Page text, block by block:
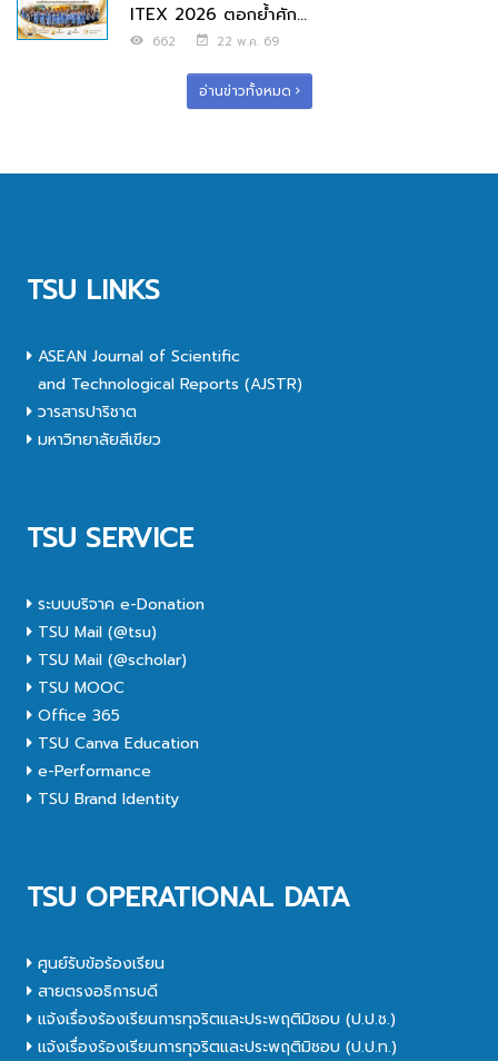
ITEX 2026 ตอกย้ำศัก...
662 22 พ.ค. 69
อ่านข่าวทั้งหมด
TSU LINKS
ASEAN Journal of Scientific
and Technological Reports (AJSTR)
วารสารปาริชาต
มหาวิทยาลัยสีเขียว
TSU SERVICE
ระบบบริจาค e-Donation
TSU Mail (@tsu)
TSU Mail (@scholar)
TSU MOOC
Office 365
TSU Canva Education
e-Performance
TSU Brand Identity
TSU OPERATIONAL DATA
ศูนย์รับข้อร้องเรียน
สายตรงอธิการบดี
แจ้งเรื่องร้องเรียนการทุจริตและประพฤติมิชอบ (ป.ป.ช.)
แจ้งเรื่องร้องเรียนการทุจริตและประพฤติมิชอบ (ป.ป.ท.)